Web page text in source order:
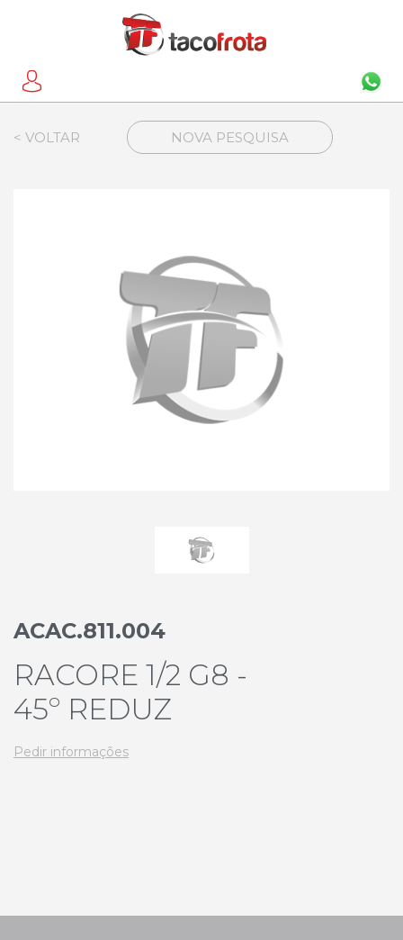
< VOLTAR NOVA PESQUISA
ACAC.811.004
RACORE 1/2 G8 -
45º REDUZ
Pedir informações